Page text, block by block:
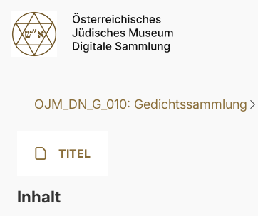
OJM_DN_G_010: Gedichtssammlung
TITEL
Inhalt